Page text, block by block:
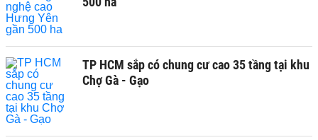
TP HCM sắp có chung cư cao 35 tầng tại khu
Chợ Gà - Gạo